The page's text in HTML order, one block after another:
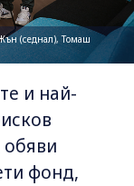
(седнал), Томаш
и най-
фонд,